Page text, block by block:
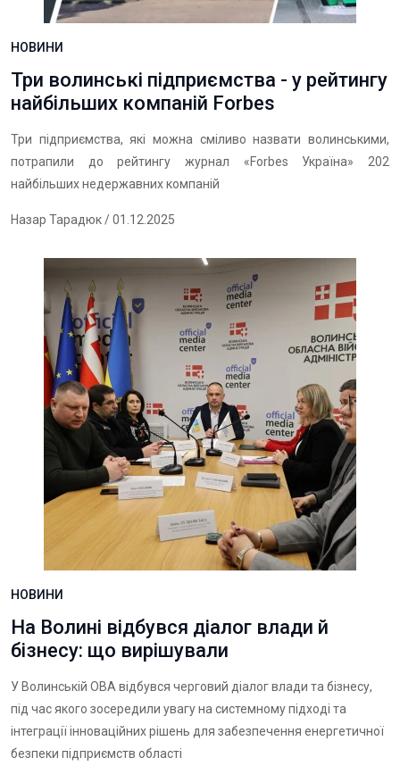
НОВИНИ
Три волинські підприємства - у рейтингу
найбільших компаній Forbes
Три підприємства, які можна сміливо назвати волинськими,
потрапили до рейтингу журнал «Forbes Україна» 202
найбільших недержавних компаній
Назар Тарадюк/ 01.12.2025
НОВИНИ
На Волині відбувся діалог влади й
бізнесу: що вирішували
У Волинській ОВА відбувся черговий діалог влади та бізнесу,
під час якого зосередили увагу на системному підході та
інтеграції інноваційних рішень для забезпечення енергетичної
безпеки підприємств області